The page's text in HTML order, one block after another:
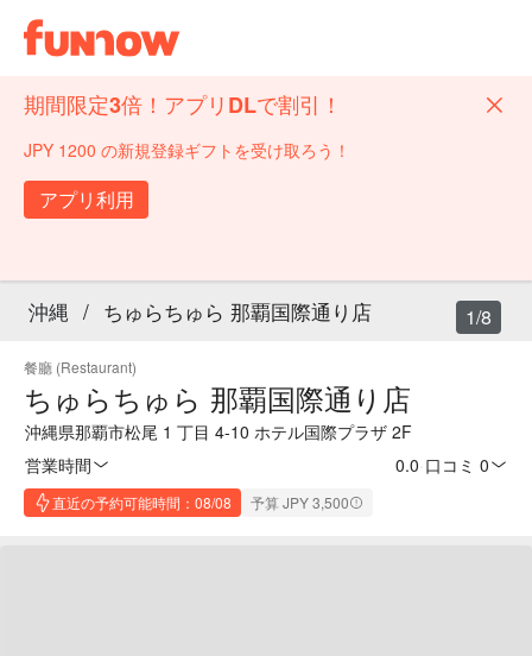
期間限定3倍！アプリDLで割引！
JPY 1200 の新規登録ギフトを受け取ろう！
アプリ利用
沖縄 / ちゅらちゅら 那覇国際通り店
餐廳 (Restaurant)
ちゅらちゅら 那覇国際通り店
沖縄県那覇市松尾 1 丁目 4-10 ホテル国際プラザ 2F
営業時間
0.0 口コミ 0
直近の予約可能時間：08/08 予算 JPY 3,500
1/8